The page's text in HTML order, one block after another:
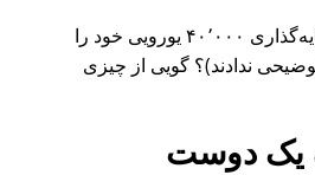
خود را
ندادند)؟ گویی از چیزی
یک دوست